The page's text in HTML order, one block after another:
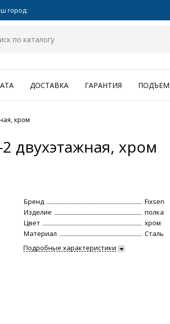
город:
ДОСТАВКА ГАРАНТИЯ ПОДЪЕМ
хром
двухэтажная, хром
Бренд
Fixsen
Изделие
полка
Цвет
хром
Материал
Сталь
Подробные характеристики